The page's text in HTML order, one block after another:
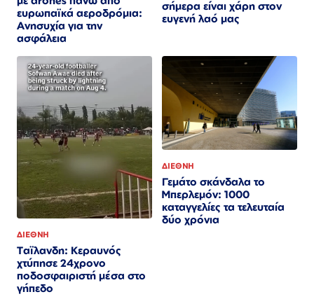
ευρωπαϊκά αεροδρόμια:
Ανησυχία για την
ασφάλεια
σήμερα είναι χάρη στον
ευγενή λαό μας
ΔΙΕΘΝΗ
Ταϊλανδη: Κεραυνός
χτύπησε 24χρονο
ποδοσφαιριστή μέσα στο
γήπεδο
ΔΙΕΘΝΗ
Γεμάτο σκάνδαλα το
Μπερλεμόν: 1000
καταγγελίες τα τελευταία
δύο χρόνια